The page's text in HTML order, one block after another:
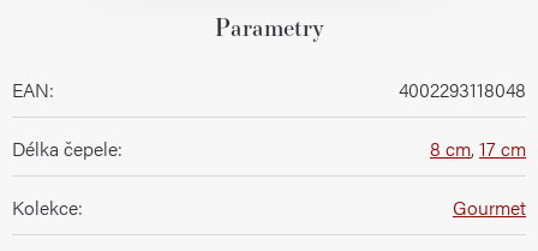
Parametry
EAN: 4002293118048
Délka čepele: 8 cm,17 cm
Kolekce: Gourmet